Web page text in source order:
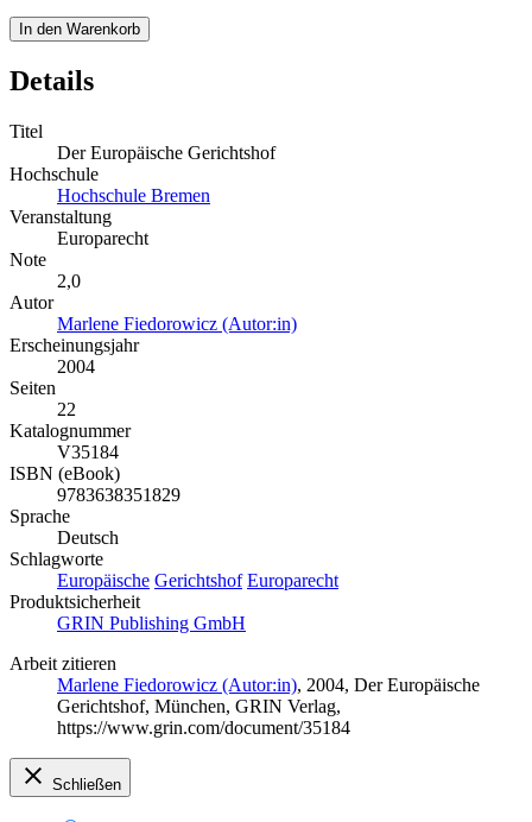
In den Warenkorb
Details
Titel
Der Europäische Gerichtshof
Hochschule
Hochschule Bremen
Veranstaltung
Europarecht
Note
2,0
Autor
Marlene Fiedorowicz (Autor:in)
Erscheinungsjahr
2004
Seiten
22
Katalognummer
V35184
ISBN (eBook)
9783638351829
Sprache
Deutsch
Schlagworte
Europäische Gerichtshof Europarecht
Produktsicherheit
GRIN Publishing GmbH
Arbeit zitieren
Marlene Fiedorowicz (Autor:in), 2004, Der Europäische
Gerichtshof, München, GRIN Verlag,
https://www.grin.com/document/35184
Schließen